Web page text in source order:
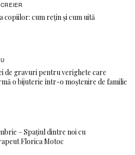
copiilor: cum rețin și cum uită
de gravuri pentru verighete care
o bijuterie într-o moștenire de familie
– Spațiul dintre noi cu
Florica Motoc